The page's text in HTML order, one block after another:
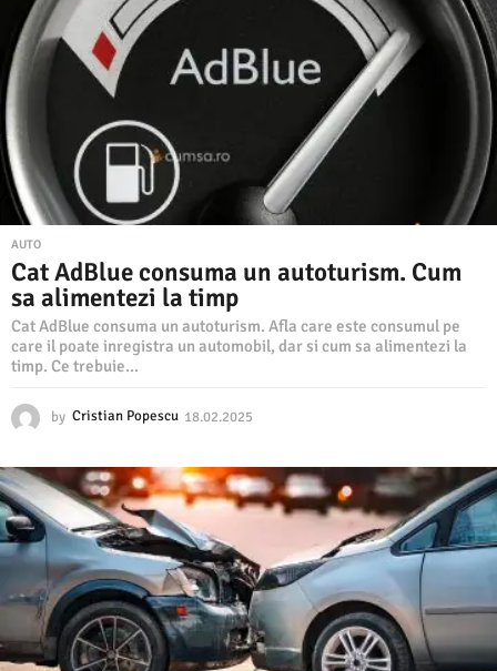
2
0
AUTO
Cat AdBlue consuma un autoturism. Cum
sa alimentezi la timp
Cat AdBlue consuma un autoturism. Afla care este consumul pe
care il poate inregistra un automobil, dar si cum sa alimentezi la
timp. Ce trebuie...
by Cristian Popescu 18.02.2025
0
2
0
2
5